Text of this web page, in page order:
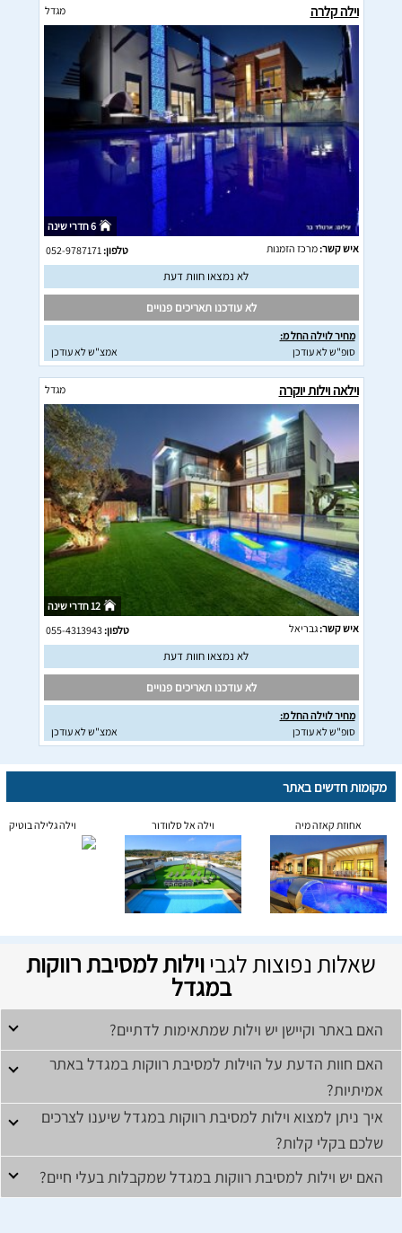
וילה קלרה מגדל
6 חדרי שינה
איש קשר:מרכז הזמנות טלפון:052-9787171
לא נמצאו חוות דעת
לא עודכנו תאריכים פנויים
מחיר לוילה החל מ:
סופ"ש לא עודכן
אמצ"ש לא עודכן
וילאה וילות יוקרה מגדל
12 חדרי שינה
איש קשר:גבריאל טלפון:055-4313943
לא נמצאו חוות דעת
לא עודכנו תאריכים פנויים
מחיר לוילה החל מ:
סופ"ש לא עודכן
אמצ"ש לא עודכן
מקומות חדשים באתר
אחוזת קאזה מיה וילה אל סלוודור וילה גלילה בוטיק
שאלות נפוצות לגביוילות למסיבת רווקות
במגדל
האם באתר וקיישן יש וילות שמתאימות לדתיים?
האם חוות הדעת על הוילות למסיבת רווקות במגדל באתר
אמיתיות?
איך ניתן למצוא וילות למסיבת רווקות במגדל שיענו לצרכים
שלכם בקלי קלות?
האם יש וילות למסיבת רווקות במגדל שמקבלות בעלי חיים?